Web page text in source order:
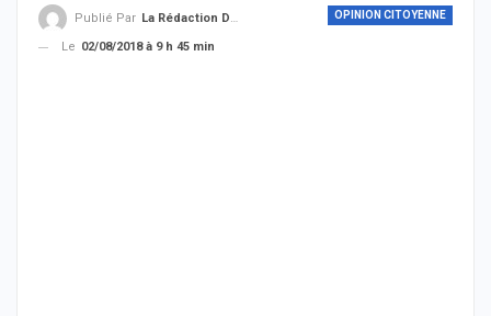
OPINION CITOYENNE
Publié Par La Rédaction De THIEYSENEGAL.com
Le 02/08/2018 à 9 h 45 min